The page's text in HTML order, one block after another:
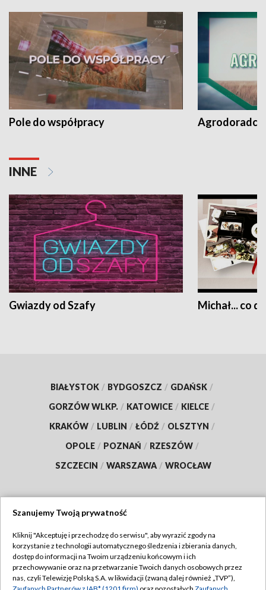
Pole do współpracy Agrodoradcy
INNE
Gwiazdy od Szafy Michał... co
BIAŁYSTOK / BYDGOSZCZ / GDAŃSK /
GORZÓW WLKP. / KATOWICE / KIELCE /
KRAKÓW / LUBLIN / ŁÓDŹ / OLSZTYN /
OPOLE / POZNAŃ / RZESZÓW /
SZCZECIN / WARSZAWA / WROCŁAW
TVP
Abonament TVP
Emisja w TVP
Regulamin TVP
Szanujemy Twoją prywatność
Kliknij "Akceptuję i przechodzę do serwisu", aby wyrazić zgody na
korzystanie z technologii automatycznego śledzenia i zbierania danych,
dostęp do informacji na Twoim urządzeniu końcowym i ich
przechowywanie oraz na przetwarzanie Twoich danych osobowych przez
nas, czyli Telewizję Polską S.A. w likwidacji (zwaną dalej również „TVP”),